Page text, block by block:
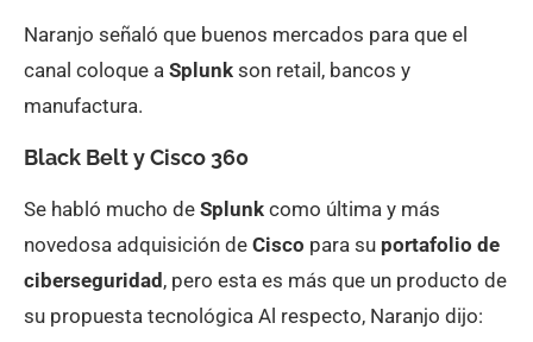
Naranjo señaló que buenos mercados para que el
canal coloque a Splunk son retail, bancos y
manufactura.
Black Belt y Cisco 360
Se habló mucho de Splunk como última y más
novedosa adquisición de Cisco para su portafolio de
ciberseguridad, pero esta es más que un producto de
su propuesta tecnológica Al respecto, Naranjo dijo: